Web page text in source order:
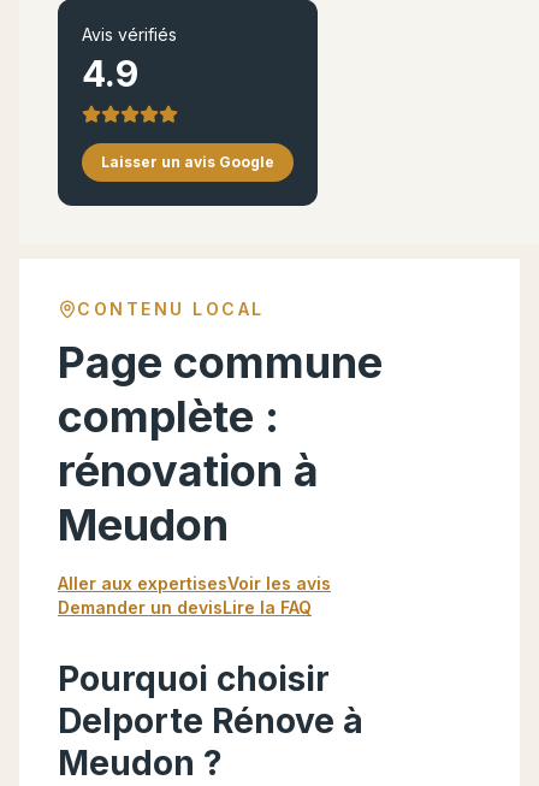
Avis vérifiés
4.9
Laisser un avis Google
CONTENU LOCAL
Page commune
complète :
rénovation à
Meudon
Aller aux expertisesVoir les avis
Demander un devisLire la FAQ
Pourquoi choisir
Delporte Rénove à
Meudon ?